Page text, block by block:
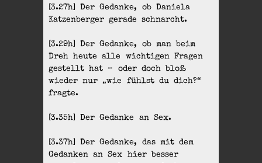
[3.27h] Der Gedanke, ob Daniela
Katzenberger gerade schnarcht.
[3.29h] Der Gedanke, ob man beim
Dreh heute alle wichtigen Fragen
gestellt hat – oder doch bloß
wieder nur „wie fühlst du dich?“
fragte.
[3.35h] Der Gedanke an Sex.
[3.37h] Der Gedanke, das mit dem
Gedanken an Sex hier besser